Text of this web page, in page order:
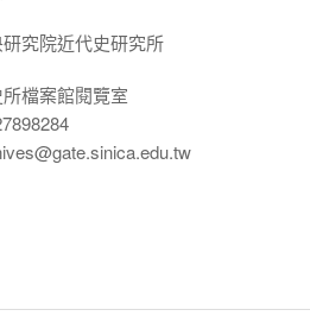
究院近代史研究所
檔案館閱覽室